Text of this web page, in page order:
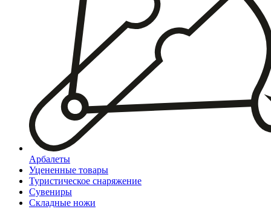
Арбалеты
Уцененные товары
Туристическое снаряжение
Сувениры
Складные ножи